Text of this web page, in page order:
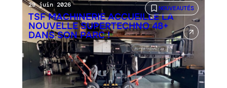
NOUVEAUTÉS
29 juin 2026
TSF MACHINERIE ACCUEILLE LA
NOUVELLE SUPERTECHNO 48+
DANS SON PARC !